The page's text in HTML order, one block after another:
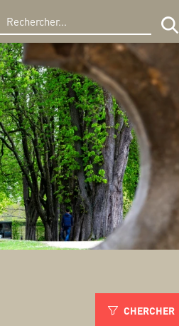
Rechercher sur le site
CHERCHER